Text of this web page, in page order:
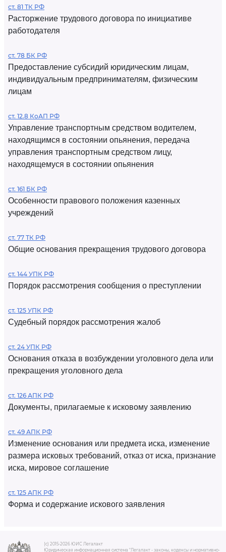
ст. 81 ТК РФ
Расторжение трудового договора по инициативе
работодателя
ст. 78 БК РФ
Предоставление субсидий юридическим лицам,
индивидуальным предпринимателям, физическим
лицам
ст. 12.8 КоАП РФ
Управление транспортным средством водителем,
находящимся в состоянии опьянения, передача
управления транспортным средством лицу,
находящемуся в состоянии опьянения
ст. 161 БК РФ
Особенности правового положения казенных
учреждений
ст. 77 ТК РФ
Общие основания прекращения трудового договора
ст. 144 УПК РФ
Порядок рассмотрения сообщения о преступлении
ст. 125 УПК РФ
Судебный порядок рассмотрения жалоб
ст. 24 УПК РФ
Основания отказа в возбуждении уголовного дела или
прекращения уголовного дела
ст. 126 АПК РФ
Документы, прилагаемые к исковому заявлению
ст. 49 АПК РФ
Изменение основания или предмета иска, изменение
размера исковых требований, отказ от иска, признание
иска, мировое соглашение
ст. 125 АПК РФ
Форма и содержание искового заявления
(c) 2015-2026 ЮИС Легалакт
Юридическая информационная система "Легалакт - законы, кодексы и нормативно-